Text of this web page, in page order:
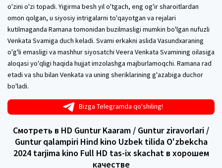
o'zini o'zi topadi. Yigirma besh yil o'tgach, eng og'ir sharoitlardan
omon qolgan, u siyosiy intrigalarni to'qayotgan va rejalari
kutilmaganda Ramana tomonidan buzilmasligi mumkin bo'lgan nufuzli
Venkata Svamiga duch keladi. Svami erkakni aslida Vasundxaraning
o'g'li emasligi va mashhur siyosatchi Veera Venkata Svamining oilasiga
aloqasi yo'qligi haqida hujjat imzolashga majburlamoqchi. Ramana rad
etadi va shu bilan Venkata va uning sheriklarining g'azabiga duchor
bo'ladi.
Bizga Telegramda qo'shiling!
Смотреть в HD Guntur Kaaram / Guntur ziravorlari /
Guntur qalampiri Hind kino Uzbek tilida O'zbekcha
2024 tarjima kino Full HD tas-ix skachat в хорошем
качестве